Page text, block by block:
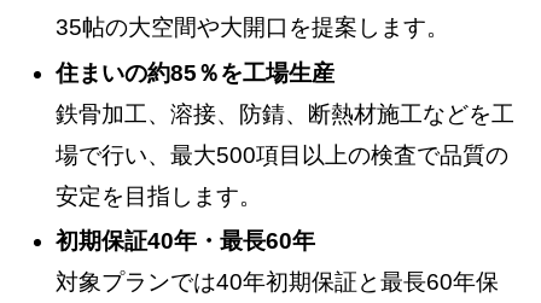
35帖の大空間や大開口を提案します。
住まいの約85％を工場生産
鉄骨加工、溶接、防錆、断熱材施工などを工
場で行い、最大500項目以上の検査で品質の
安定を目指します。
初期保証40年・最長60年
対象プランでは40年初期保証と最長60年保